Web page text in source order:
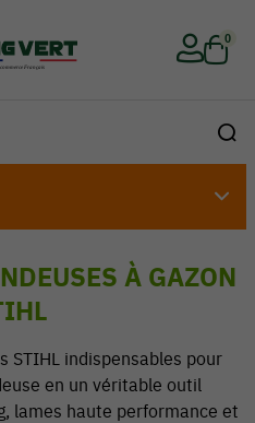
0
À GAZON
STIHL indispensables pour
en un véritable outil
lames haute performance et